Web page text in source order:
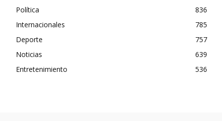
Política
836
Internacionales
785
Deporte
757
Noticias
639
Entretenimiento
536